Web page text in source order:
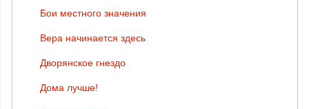
Бои местного значения
Вера начинается здесь
Дворянское гнездо
Дома лучше!